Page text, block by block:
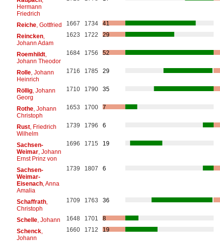
Hermann
Friedrich
Reiche, Gottfried 1667 1734
41
Reincken,
Johann Adam
1623 1722 29
Roemhildt,
Johann Theodor
1684 1756 52
Rolle, Johann
Heinrich
1716 1785 29
Röllig, Johann
Georg
1710 1790 35
Rothe, Johann
Christoph
1653 1700 7
Rust, Friedrich
Wilhelm
1739 1796 6
Sachsen-
Weimar, Johann
Ernst Prinz von
1696 1715 19
Sachsen-
Weimar-
Eisenach, Anna
Amalia
1739 1807 6
Schaffrath,
Christoph
1709 1763 36
Schelle, Johann 1648 1701
8
Schenck,
Johann
1660 1712 19